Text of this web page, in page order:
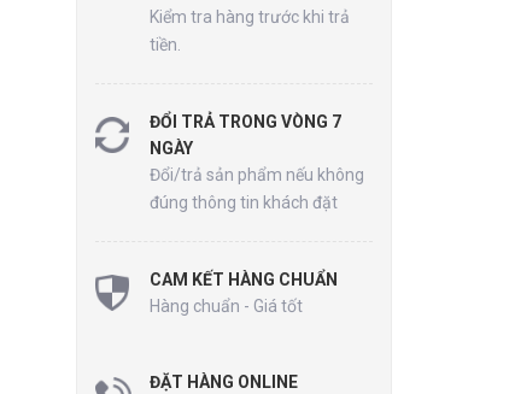
Kiểm tra hàng trước khi trả
tiền.
ĐỔI TRẢ TRONG VÒNG 7
NGÀY
Đổi/trả sản phẩm nếu không
đúng thông tin khách đặt
CAM KẾT HÀNG CHUẨN
Hàng chuẩn - Giá tốt
ĐẶT HÀNG ONLINE